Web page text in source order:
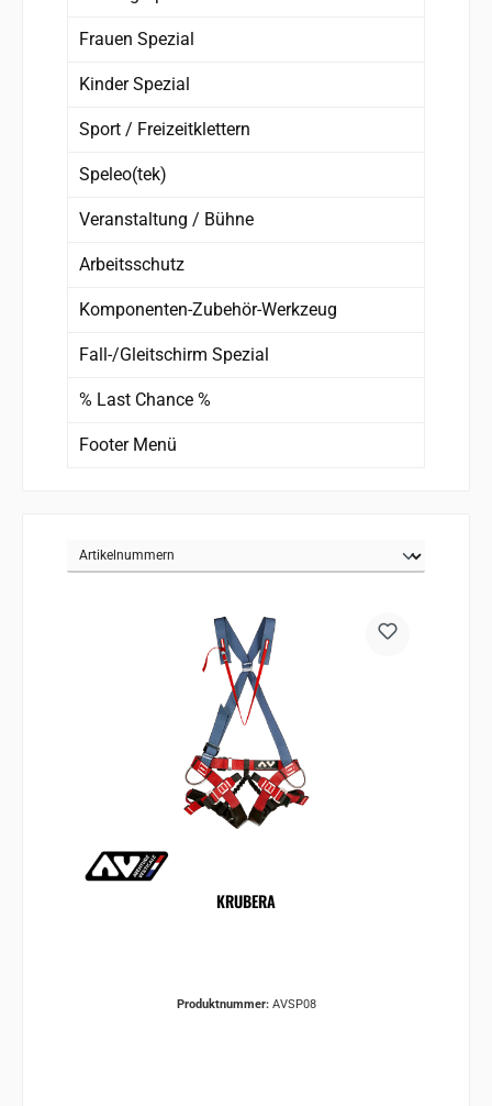
Frauen Spezial
Kinder Spezial
Sport / Freizeitklettern
Speleo(tek)
Veranstaltung / Bühne
Arbeitsschutz
Komponenten-Zubehör-Werkzeug
Fall-/Gleitschirm Spezial
% Last Chance %
Footer Menü
KRUBERA
Produktnummer: AVSP08